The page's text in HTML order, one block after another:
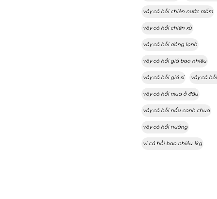
vây cá hồi chiên nước mắm
vây cá hồi chiên xù
vây cá hồi đông lạnh
vây cá hồi giá bao nhiêu
vây cá hồi giá sỉ vây cá
vây cá hồi mua ở đâu
vây cá hồi nấu canh chua
vây cá hồi nướng
vi cá hồi bao nhiêu 1kg